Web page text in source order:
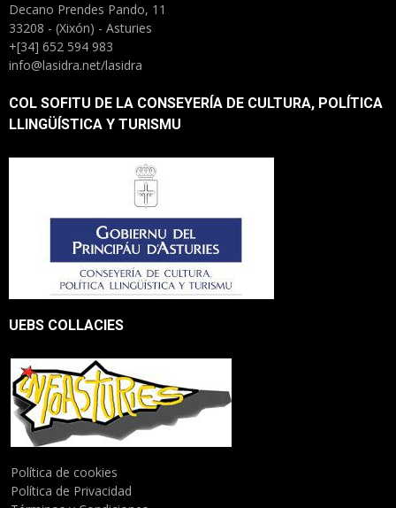
Decano Prendes Pando, 11
33208 - (Xixón) - Asturies
+[34] 652 594 983
info@lasidra.net/lasidra
COL SOFITU DE LA CONSEYERÍA DE CULTURA, POLÍTICA
LLINGÜÍSTICA Y TURISMU
UEBS COLLACIES
Política de cookies
Política de Privacidad